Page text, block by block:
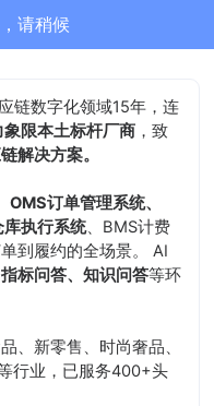
在为您服务
链数字化领域15年，连
限本土标杆厂商 ，致
解决方案。
订单管理系统、
执行系统、BMS计费
到履约的全场景。 AI
标问答、知识问答等环
、新零售、时尚奢品、
行业，已服务400+头